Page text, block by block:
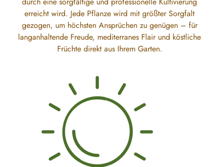
erreicht wird. Jede Pflanze wird mit größter Sorgfalt
gezogen, um höchsten Ansprüchen zu genügen – für
langanhaltende Freude, mediterranes Flair und köstliche
Früchte direkt aus Ihrem Garten.